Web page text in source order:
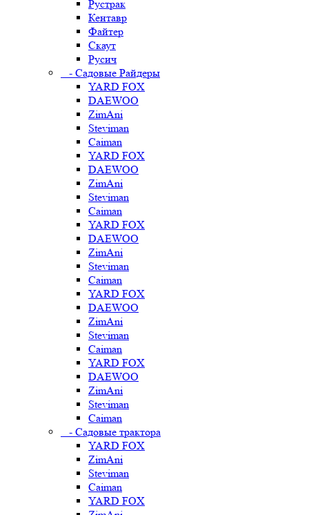
Рустрак
Кентавр
Файтер
Скаут
Русич
- Садовые Райдеры
YARD FOX
DAEWOO
ZimAni
Steviman
Caiman
YARD FOX
DAEWOO
ZimAni
Steviman
Caiman
YARD FOX
DAEWOO
ZimAni
Steviman
Caiman
YARD FOX
DAEWOO
ZimAni
Steviman
Caiman
YARD FOX
DAEWOO
ZimAni
Steviman
Caiman
- Садовые трактора
YARD FOX
ZimAni
Steviman
Caiman
YARD FOX